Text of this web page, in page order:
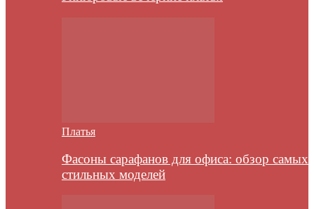
Платья
Фасоны сарафанов для офиса: обзор самых
стильных моделей